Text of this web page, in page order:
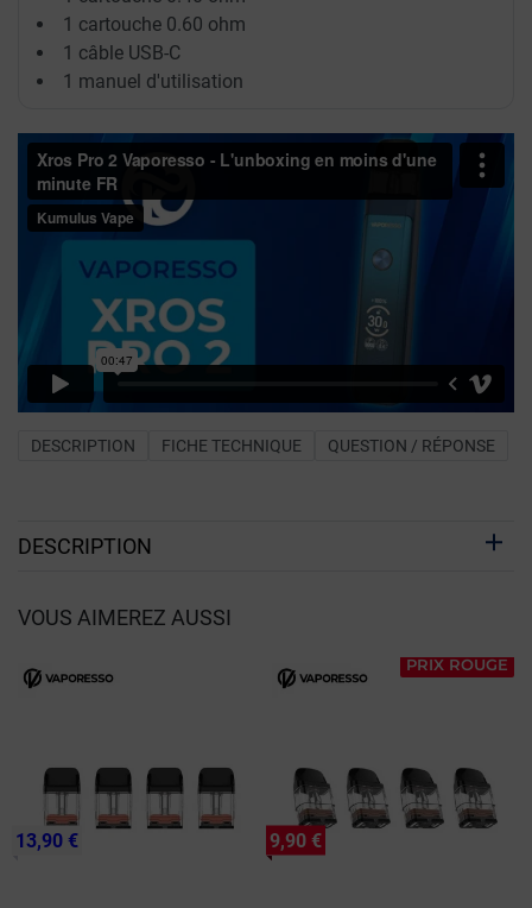
1 cartouche 0.60 ohm
1 câble USB-C
1 manuel d'utilisation
DESCRIPTION FICHE TECHNIQUE QUESTION / RÉPONSE
DESCRIPTION
VOUS AIMEREZ AUSSI
13,90 €
PRIX ROUGE
9,90 €